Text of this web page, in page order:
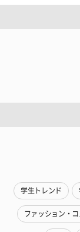
学生トレンド
ファッション・コ